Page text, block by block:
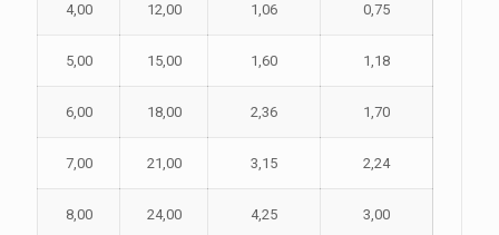
4,00 12,00 1,06 0,75
5,00 15,00 1,60 1,18
6,00 18,00 2,36 1,70
7,00 21,00 3,15 2,24
8,00 24,00 4,25 3,00